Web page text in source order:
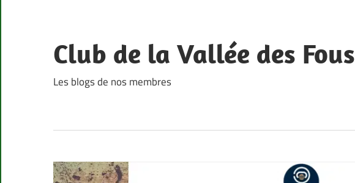
content
Club de la Vallée des Fous
Les blogs de nos membres